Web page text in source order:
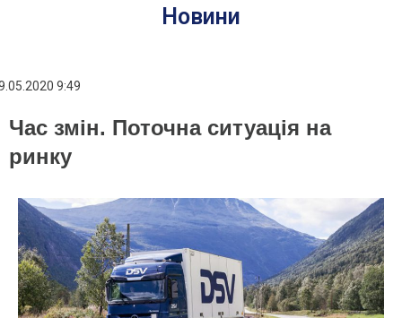
Новини
9:49
Час змін. Поточна ситуація на
ринку